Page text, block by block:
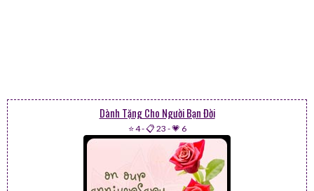
Dành Tặng Cho Người Bạn Đời
⭐ 4-📋 23 -💗 6